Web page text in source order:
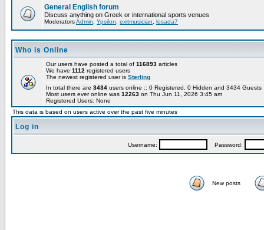
General English forum
Discuss anything on Greek or international sports venues
ModeratorsAdmin Ypsilon exitmusician losada7
Who is Online
Our users have posted a total of 116893 articles
We have 1112 registered users
The newest registered user is Sterling
In total there are 3434 users online :: 0 Registered, 0 Hidden and 3434
Most users ever online was 12263 on Thu Jun 11, 2026 3:45 am
Registered Users: None
This data is based on users active over the past five minutes
Log in
Username: Password:
New posts